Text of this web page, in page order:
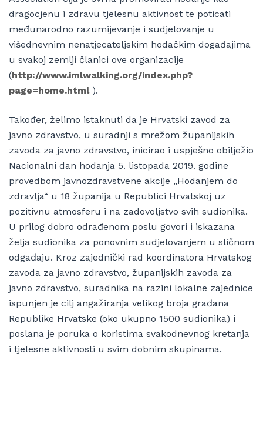
dragocjenu i zdravu tjelesnu aktivnost te poticati
međunarodno razumijevanje i sudjelovanje u
višednevnim nenatjecateljskim hodačkim događajima
u svakoj zemlji članici ove organizacije
(http://www.imlwalking.org/index.php?
page=home.html).
Također, želimo istaknuti da je Hrvatski zavod za
javno zdravstvo, u suradnji s mrežom županijskih
zavoda za javno zdravstvo, inicirao i uspješno obilježio
Nacionalni dan hodanja 5. listopada 2019. godine
provedbom javnozdravstvene akcije „Hodanjem do
zdravlja“ u 18 županija u Republici Hrvatskoj uz
pozitivnu atmosferu i na zadovoljstvo svih sudionika.
U prilog dobro odrađenom poslu govori i iskazana
želja sudionika za ponovnim sudjelovanjem u sličnom
odgađaju. Kroz zajednički rad koordinatora Hrvatskog
zavoda za javno zdravstvo, županijskih zavoda za
javno zdravstvo, suradnika na razini lokalne zajednice
ispunjen je cilj angažiranja velikog broja građana
Republike Hrvatske (oko ukupno 1500 sudionika) i
poslana je poruka o koristima svakodnevnog kretanja
i tjelesne aktivnosti u svim dobnim skupinama.